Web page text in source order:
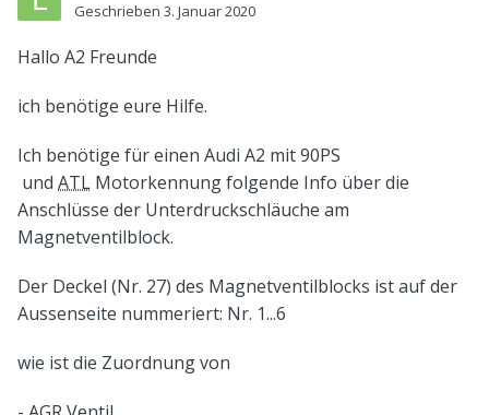
Geschrieben 3. Januar 2020
Hallo A2 Freunde
ich benötige eure Hilfe.
Ich benötige für einen Audi A2 mit 90PS
und ATL Motorkennung folgende Info über die
Anschlüsse der Unterdruckschläuche am
Magnetventilblock.
Der Deckel (Nr. 27) des Magnetventilblocks ist auf der
Aussenseite nummeriert: Nr. 1...6
wie ist die Zuordnung von